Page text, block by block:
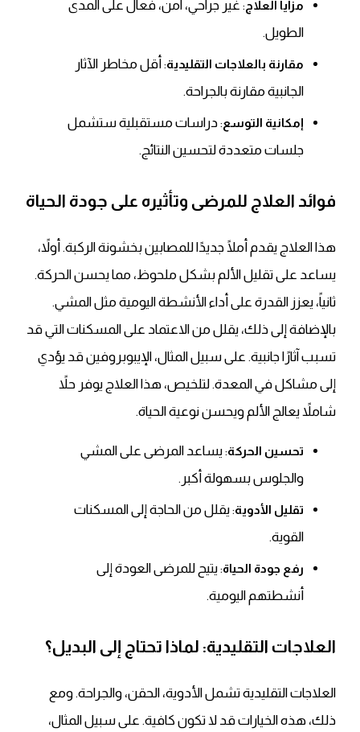
مزايا العلاج : غير جراحي، آمن، فعال على المدى
الطويل.
مقارنة بالعلاجات التقليدية: أقل مخاطر الآثار
الجانبية مقارنة بالجراحة.
إمكانية التوسع: دراسات مستقبلية ستشمل
جلسات متعددة لتحسين النتائج.
فوائد العلاج للمرضى وتأثيره على جودة الحياة
هذا العلاج يقدم أملًا جديدًا للمصابين بخشونة الركبة. أولاً،
يساعد على تقليل الألم بشكل ملحوظ، مما يحسن الحركة.
ثانياً، يعزز القدرة على أداء الأنشطة اليومية مثل المشي.
بالإضافة إلى ذلك، يقلل من الاعتماد على المسكنات التي قد
تسبب آثارًا جانبية. على سبيل المثال، الإيبوبروفين قد يؤدي
إلى مشاكل في المعدة. لتلخيص، هذا العلاج يوفر حلاً
شاملاً يعالج الألم ويحسن نوعية الحياة.
تحسين الحركة: يساعد المرضى على المشي
والجلوس بسهولة أكبر.
تقليل الأدوية: يقلل من الحاجة إلى المسكنات
القوية.
رفع جودة الحياة: يتيح للمرضى العودة إلى
أنشطتهم اليومية.
العلاجات التقليدية: لماذا تحتاج إلى البديل؟
العلاجات التقليدية تشمل الأدوية، الحقن، والجراحة. ومع
ذلك، هذه الخيارات قد لا تكون كافية. على سبيل المثال،